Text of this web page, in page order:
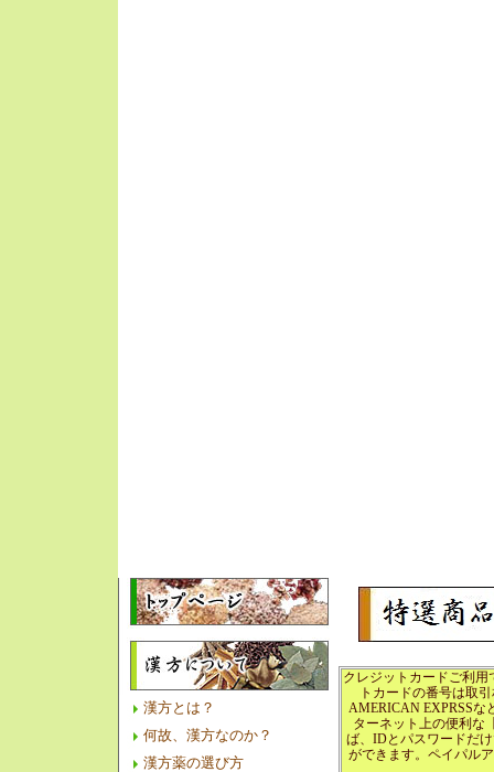
漢方とは？
何故、漢方なのか？
漢方薬の選び方
クレジットカードご利
トカードの番号は
AMERICAN EXPRSSな
ターネット上の便利な
ば、IDとパスワードだ
ができます。ペイパル